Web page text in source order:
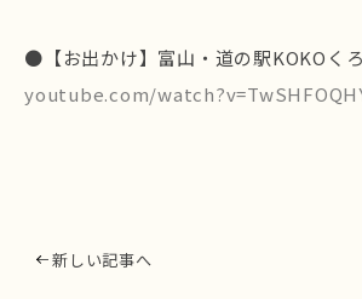
●【お出かけ】富山・道の駅KOKOく
youtube.com/
新しい記事へ